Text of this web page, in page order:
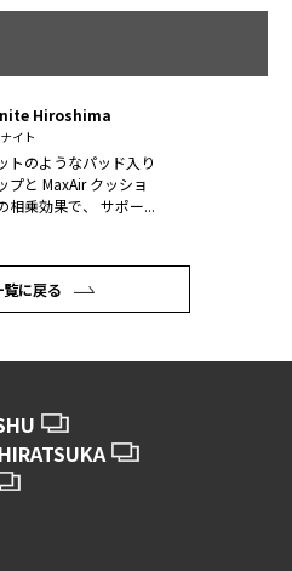
Hiroshima
イト
トのようなパッド入り
プと MaxAir クッショ
相乗効果で、 サポー...
に戻る